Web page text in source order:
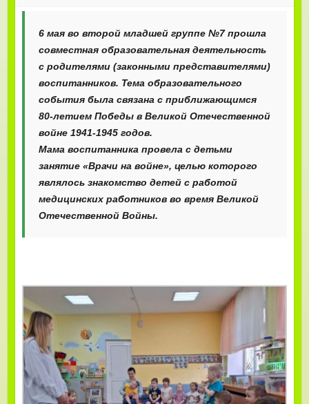
6 мая во второй младшей группе №7 прошла
совместная образовательная деятельность
с родителями (законными представителями)
воспитанников. Тема образовательного
события была связана с приближающимся
80-летием Победы в Великой Отечественной
войне 1941-1945 годов.
Мама воспитанника провела с детьми
занятие «Врачи на войне», целью которого
являлось знакомство детей с работой
медицинских работников во время Великой
Отечественной Войны.